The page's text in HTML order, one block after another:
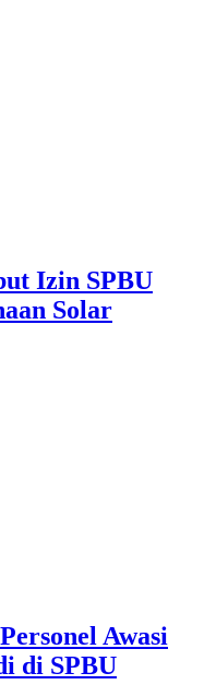
Izin SPBU
Solar
Awasi
di SPBU